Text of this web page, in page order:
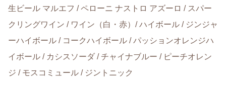
生ビール マルエフ / ペローニ ナストロ アズーロ / スパー
クリングワイン / ワイン（白・赤）/ ハイボール / ジンジャ
ーハイボール / コークハイボール / パッションオレンジハ
イボール / カシスソーダ / チャイナブルー / ピーチオレン
ジ / モスコミュール / ジントニック